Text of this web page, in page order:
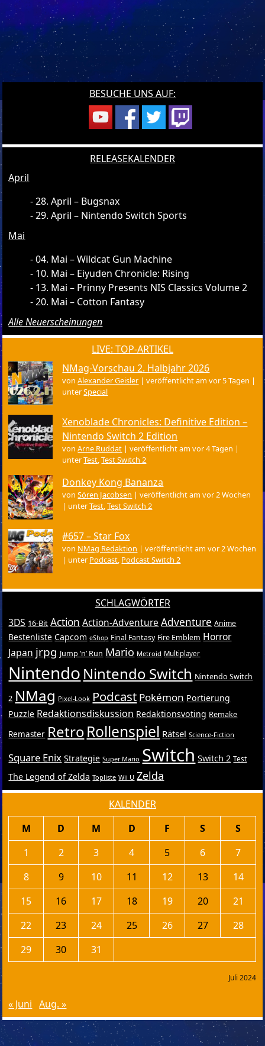
BESUCHE UNS AUF:
RELEASEKALENDER
April
28. April – Bugsnax
29. April – Nintendo Switch Sports
Mai
04. Mai – Wildcat Gun Machine
10. Mai – Eiyuden Chronicle: Rising
13. Mai – Prinny Presents NIS Classics Volume 2
20. Mai – Cotton Fantasy
Alle Neuerscheinungen
LIVE: TOP-ARTIKEL
NMag-Vorschau 2. Halbjahr 2026
vonAlexander Geisler |veröffentlicht am vor 5 Tagen |
unterSpecial
Xenoblade Chronicles: Definitive Edition –
Nintendo Switch 2 Edition
vonArne Ruddat |veröffentlicht am vor 4 Tagen |
unterTest,Test Switch 2
Donkey Kong Bananza
vonSören Jacobsen |veröffentlicht am vor 2 Wochen
| unterTest,Test Switch 2
#657 – Star Fox
von NMag Redaktion |veröffentlicht am vor 2 Wochen
| unter Podcast, Podcast Switch 2
SCHLAGWÖRTER
3DS 16-Bit Action Action-Adventure Adventure Anime
Bestenliste Capcom eShop Final Fantasy Fire Emblem Horror
Japan jrpg Jump ’n’ Run Mario Metroid Multiplayer
Nintendo Nintendo Switch Nintendo Switch
2 NMag Pixel-Look Podcast Pokémon Portierung
Puzzle Redaktionsdiskussion Redaktionsvoting Remake
Remaster RetroRollenspiel Rätsel Science-Fiction
Square Enix Strategie Super Mario Switch Switch 2 Test
The Legend of Zelda Topliste Wii U Zelda
KALENDER
Juli 2024
M D M D F S
S
1
2 3 4 5 6
7
8
9 10 11 12 13
14
15
16 17 18 19 20
21
22
23 24 25 26 27
28
29
30 31
« Juni Aug. »